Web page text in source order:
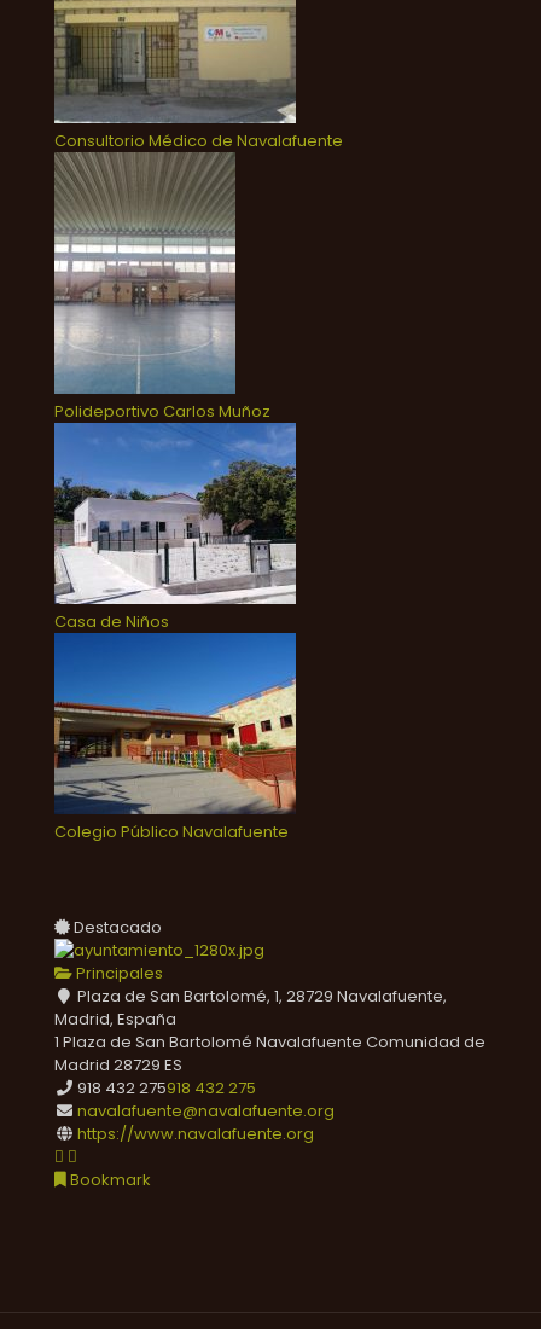
Consultorio Médico de Navalafuente
Polideportivo Carlos Muñoz
Casa de Niños
Colegio Público Navalafuente
Destacado
Principales
Plaza de San Bartolomé, 1, 28729 Navalafuente,
Madrid, España
1 Plaza de San Bartolomé Navalafuente Comunidad de
Madrid 28729 ES
918 432 275918 432 275
navalafuente@navalafuente.org
https://www.navalafuente.org
Bookmark